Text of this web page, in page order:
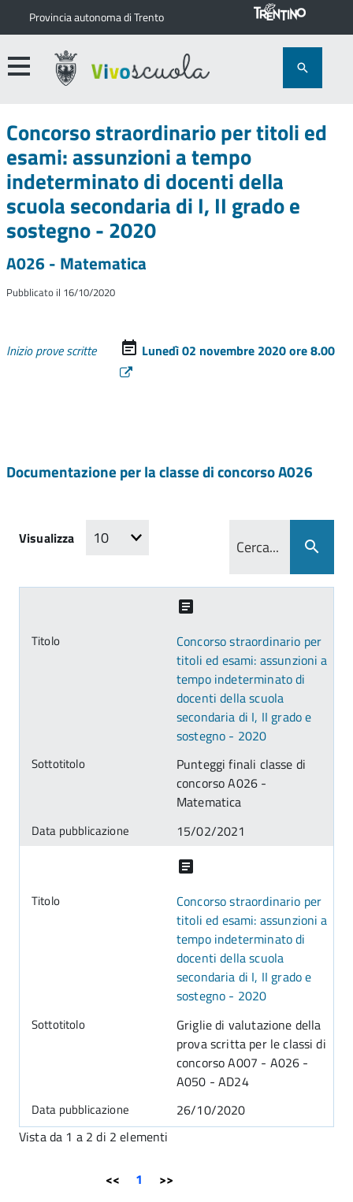
Provincia autonoma di Trento
Concorso straordinario per titoli ed
esami: assunzioni a tempo
indeterminato di docenti della
scuola secondaria di I, II grado e
sostegno - 2020
A026 - Matematica
Pubblicato il 16/10/2020
Inizio prove scritte Lunedì 02 novembre 2020 ore 8.00
Documentazione per la classe di concorso A026
Visualizza
Concorso straordinario per
titoli ed esami: assunzioni a
tempo indeterminato di
docenti della scuola
secondaria di I, II grado e
sostegno - 2020
Punteggi finali classe di
concorso A026 -
Matematica
15/02/2021
Concorso straordinario per
titoli ed esami: assunzioni a
tempo indeterminato di
docenti della scuola
secondaria di I, II grado e
sostegno - 2020
Griglie di valutazione della
prova scritta per le classi di
concorso A007 - A026 -
A050 - AD24
26/10/2020
Vista da 1 a 2 di 2 elementi
<< 1 >>